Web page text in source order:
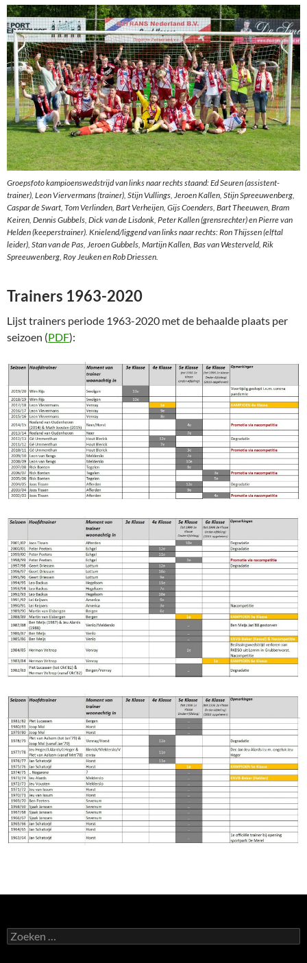
Groepsfoto kampioenswedstrijd van links naar rechts staand: Ed Seuren (assistent-
trainer), Leon Viervermans (trainer), Stijn Vullings, Jeroen Kallen, Stijn Spreeuwenberg,
Caspar de Swart, Tom Verlinden, Bart Verheijen, Gijs Coenders, Bart Theeuwen, Bram
Keiren, Dennis Gubbels, Dick van de Lisdonk, Peter Kallen (grensrechter) en Pierre van
Helden (keeperstrainer). Knielend/liggend van links naar rechts: Ron Thijssen (elftal
leider), Stan van de Pas, Jeroen Gubbels, Martijn Kallen, Bas van Westerveld, Rik
Spreeuwenberg, Roy Jeuken en Rob Driessen.
Trainers 1963-2020
Lijst trainers periode 1963-2020 met de behaalde plaats per
seizoen (PDF):
Zoeken
naar: